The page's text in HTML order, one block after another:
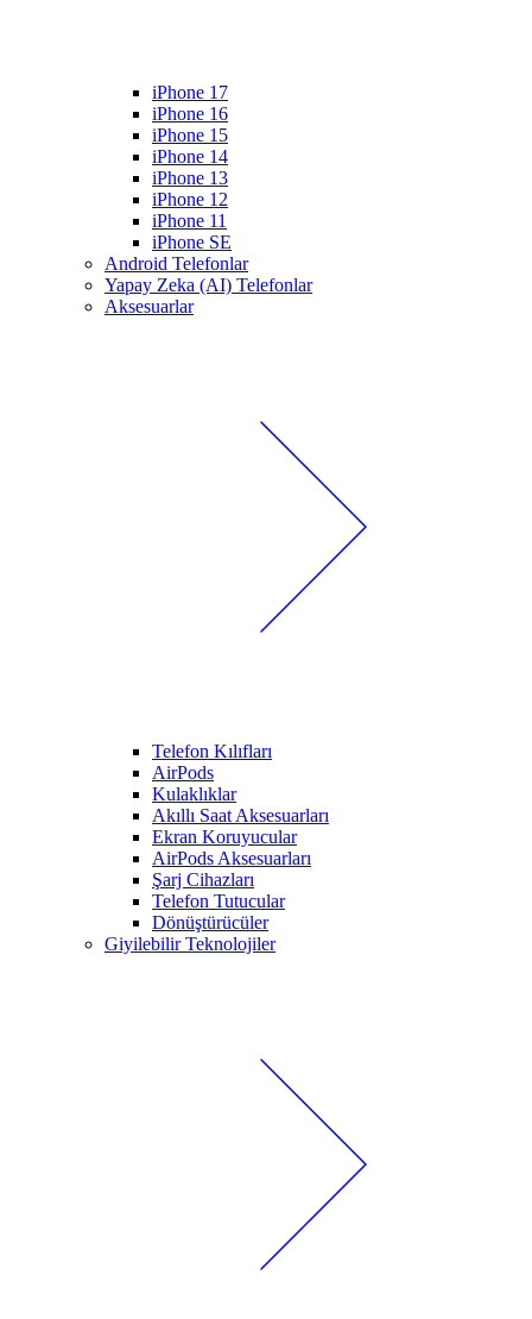
iPhone 17
iPhone 16
iPhone 15
iPhone 14
iPhone 13
iPhone 12
iPhone 11
iPhone SE
Android Telefonlar
Yapay Zeka (AI) Telefonlar
Aksesuarlar
Telefon Kılıfları
AirPods
Kulaklıklar
Akıllı Saat Aksesuarları
Ekran Koruyucular
AirPods Aksesuarları
Şarj Cihazları
Telefon Tutucular
Dönüştürücüler
Giyilebilir Teknolojiler